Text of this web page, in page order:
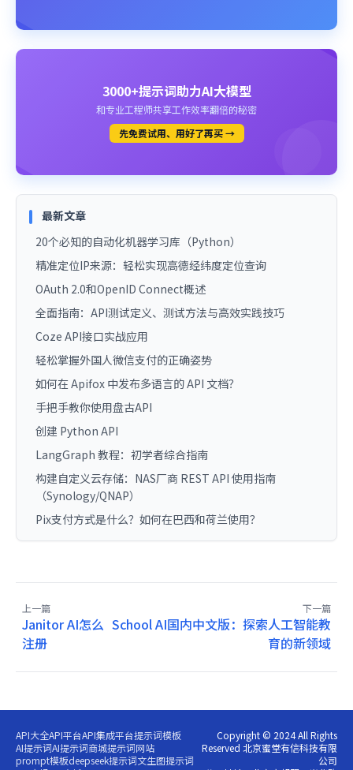
3000+提示词助力AI大模型
和专业工程师共享工作效率翻倍的秘密
先免费试用、用好了再买 →
最新文章
20个必知的自动化机器学习库（Python）
精准定位IP来源：轻松实现高德经纬度定位查询
OAuth 2.0和OpenID Connect概述
全面指南：API测试定义、测试方法与高效实践技巧
Coze API接口实战应用
轻松掌握外国人微信支付的正确姿势
如何在 Apifox 中发布多语言的 API 文档？
手把手教你使用盘古API
创建 Python API
LangGraph 教程：初学者综合指南
构建自定义云存储：NAS厂商 REST API 使用指南
（Synology/QNAP）
Pix支付方式是什么？如何在巴西和荷兰使用？
上一篇
Janitor AI怎么
注册
下一篇
School AI国内中文版：探索人工智能教
育的新领域
API大全API平台API集成平台提示词模板
AI提示词AI提示词商城提示词网站
prompt模板deepseek提示词文生图提示词
Copyright © 2024 All Rights
Reserved 北京蜜堂有信科技有限
公司